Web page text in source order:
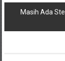
Masih Ada